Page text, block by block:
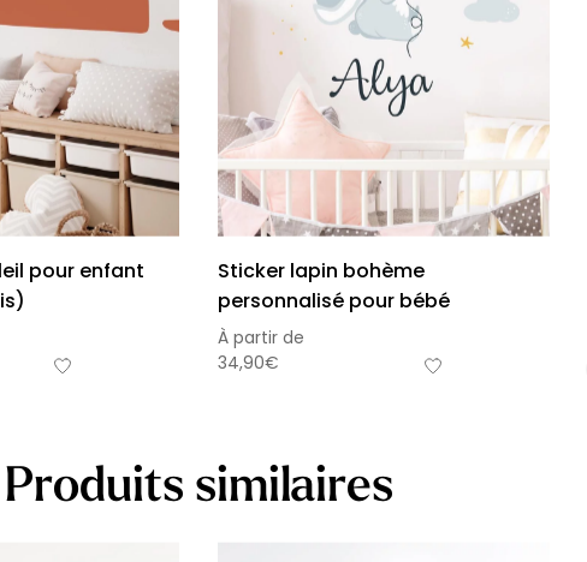
pour enfant
Sticker lapin bohème
personnalisé pour bébé
À partir de
34,90€
Produits similaires